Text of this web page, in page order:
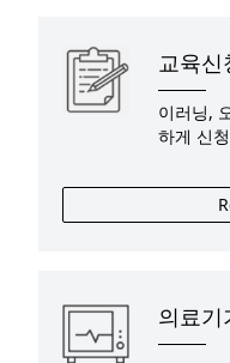
교육신
이러닝,
하게 신
의료기